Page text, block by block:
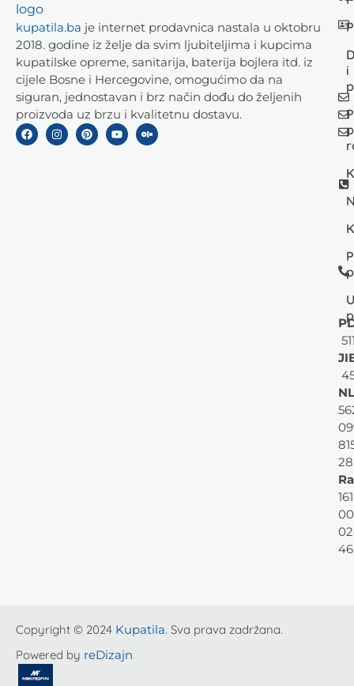
kupatila.ba je internet prodavnica nastala u oktobru
2018. godine iz želje da svim ljubiteljima i kupcima
kupatilske opreme, sanitarija, baterija bojlera itd. iz
cijele Bosne i Hercegovine, omogućimo da na
siguran, jednostavan i brz način dođu do željenih
proizvoda uz brzu i kvalitetnu dostavu.
i
28
46
Copyright © 2024 Kupatila. Sva prava zadržana.
Powered by reDizajn